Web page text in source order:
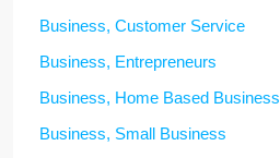
Business, Customer Service
Business, Entrepreneurs
Business, Home Based Business
Business, Small Business